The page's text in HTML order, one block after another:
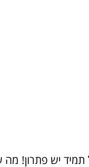
תמיד יש פתרון!